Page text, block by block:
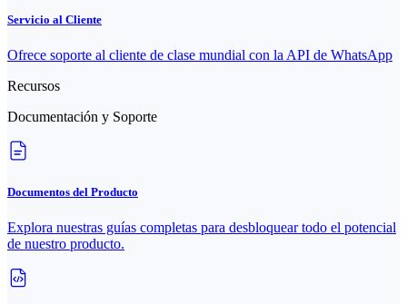
Servicio al Cliente
Ofrece soporte al cliente de clase mundial con la API de WhatsApp
Recursos
Documentación y Soporte
Documentos del Producto
Explora nuestras guías completas para desbloquear todo el potencial
de nuestro producto.